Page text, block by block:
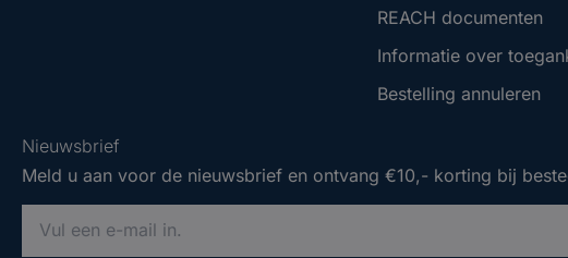
REACH documenten
Informatie over
Bestelling annuleren
Nieuwsbrief
Meld u aan voor de nieuwsbrief en ontvang €10,- korting bij